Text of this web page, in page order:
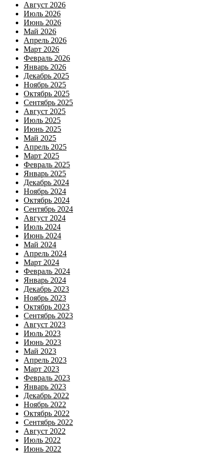
Август 2026
Июль 2026
Июнь 2026
Май 2026
Апрель 2026
Март 2026
Февраль 2026
Январь 2026
Декабрь 2025
Ноябрь 2025
Октябрь 2025
Сентябрь 2025
Август 2025
Июль 2025
Июнь 2025
Май 2025
Апрель 2025
Март 2025
Февраль 2025
Январь 2025
Декабрь 2024
Ноябрь 2024
Октябрь 2024
Сентябрь 2024
Август 2024
Июль 2024
Июнь 2024
Май 2024
Апрель 2024
Март 2024
Февраль 2024
Январь 2024
Декабрь 2023
Ноябрь 2023
Октябрь 2023
Сентябрь 2023
Август 2023
Июль 2023
Июнь 2023
Май 2023
Апрель 2023
Март 2023
Февраль 2023
Январь 2023
Декабрь 2022
Ноябрь 2022
Октябрь 2022
Сентябрь 2022
Август 2022
Июль 2022
Июнь 2022